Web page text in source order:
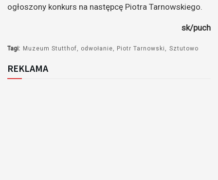
ogłoszony konkurs na następcę Piotra Tarnowskiego.
sk/puch
Tagi: Muzeum Stutthof odwołanie Piotr Tarnowski Sztutowo
REKLAMA